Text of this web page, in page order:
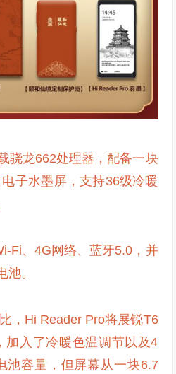
骁龙662处理器，配备一块
子水墨屏，支持36级冷暖
Fi、4G网络、蓝牙5.0，并
池。
，Hi Reader Pro将展锐T6
加入了冷暖色温调节以及4
池容量，但屏幕从一块6.7